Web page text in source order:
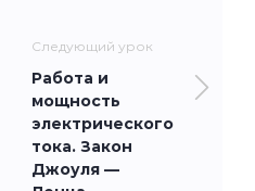
Следующий урок
Работа и
мощность
электрического
тока. Закон
Джоуля —